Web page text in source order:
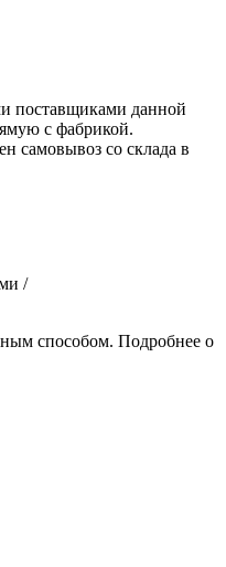
поставщиками данной
с фабрикой.
самовывоз со склада в
/
способом. Подробнее о